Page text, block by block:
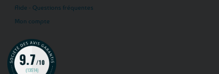
Aide - Questions fréquentes
Mon compte